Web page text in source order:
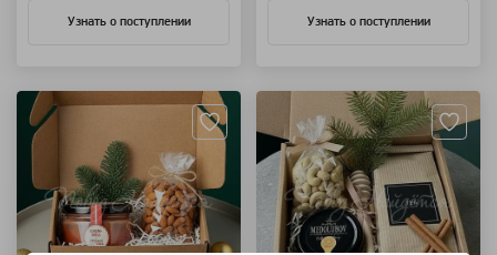
Узнать о поступлении Узнать о поступлении